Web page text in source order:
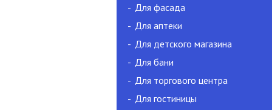
Для фасада
Для аптеки
Для детского магазина
Для бани
Для торгового центра
Для гостиницы